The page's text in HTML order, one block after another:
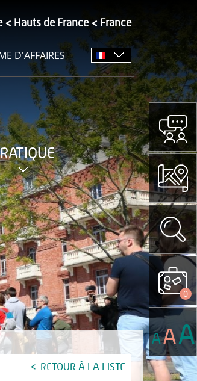
Hauts de France France
D'AFFAIRES
RETOUR À LA LISTE
0
AAA